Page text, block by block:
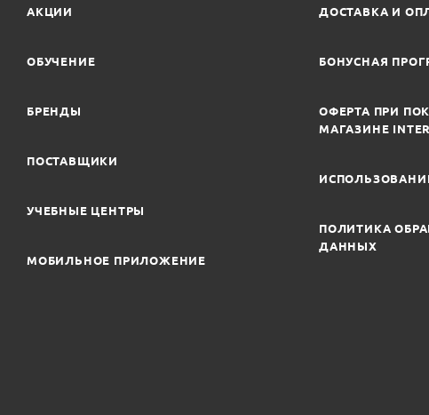
АКЦИИ
ОБУЧЕНИЕ
БРЕНДЫ
ПОСТАВЩИКИ
УЧЕБНЫЕ ЦЕНТРЫ
МОБИЛЬНОЕ ПРИЛОЖЕНИЕ
ДОСТАВКА И
БОНУСНАЯ
ОФЕРТА ПРИ
МАГАЗИНЕ
ИСПОЛЬЗОВАНИЕ
ПОЛИТИКА
ДАННЫХ